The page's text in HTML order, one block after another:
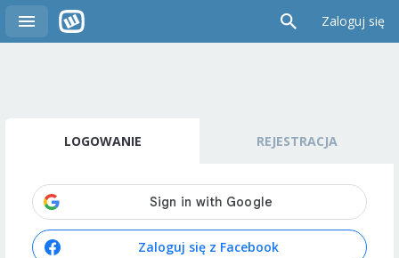
Zaloguj się
LOGOWANIE REJESTRACJA
Zaloguj się z Facebook